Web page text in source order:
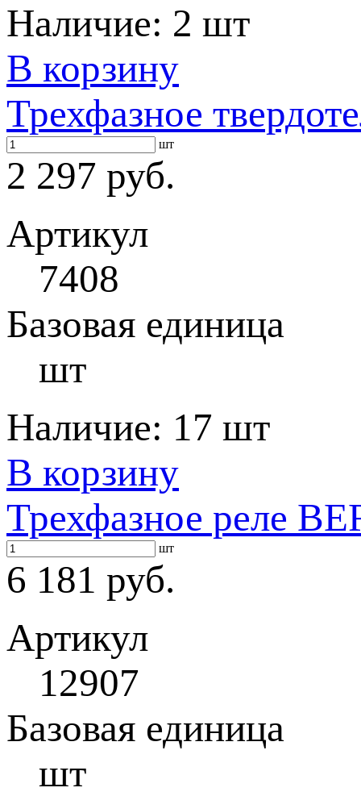
Наличие: 2 шт
В корзину
Трехфазное
шт
2 297 руб.
Артикул
7408
Базовая единица
шт
Наличие: 17 шт
В корзину
Трехфазное реле
шт
6 181 руб.
Артикул
12907
Базовая единица
шт